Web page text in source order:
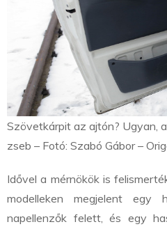
Szövetkárpit az ajtón? Ugyan,
zseb – Fotó: Szabó Gábor –
Idővel a mérnökök is
modelleken megjelent egy
napellenzők felett, és egy